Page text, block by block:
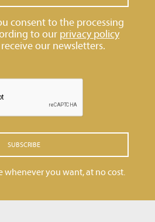
consent to the processing
to our privacy policy
our newsletters.
SUBSCRIBE
whenever you want, at no cost.